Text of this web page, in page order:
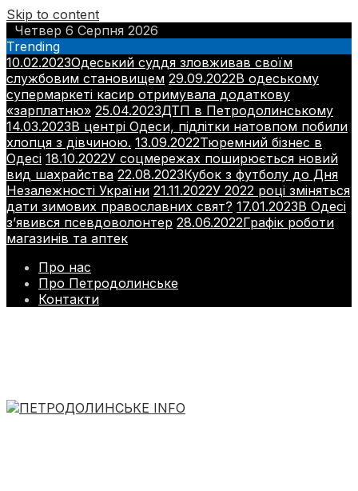
Skip to content
Четвер 6 Серпня 2026
Trending
10.02.2023Одеський суддя зловживав своїм
службовим становищем 29.09.2022В одеському
супермаркеті касир отримувала додаткову
«зарплатню» 25.04.2023ДТП в Петродолинському
14.03.2023В центрі Одеси, підлітки натовпом побили
хлопця з дівчиною. 13.09.2022Тюремний бізнес в
Одесі 18.10.2022У соцмережах поширюється новий
вид шахрайства 22.08.2023Кубок з футболу до Дня
Незалежності України 21.11.2022У 2022 році зміняться
дати зимових православних свят? 17.01.2023В Одесі
з’явився псевдоволонтер 28.06.2022Графік роботи
магазинів та аптек
Про нас
Про Петродолинське
Контакти